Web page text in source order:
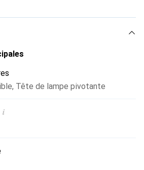
, Tête de lampe pivotante
i